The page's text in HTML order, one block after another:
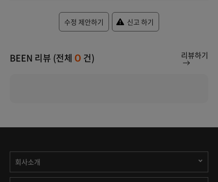
수정 제안하기 신고 하기
BEEN 리뷰 (전체 0 건) 리뷰하기
회사소개